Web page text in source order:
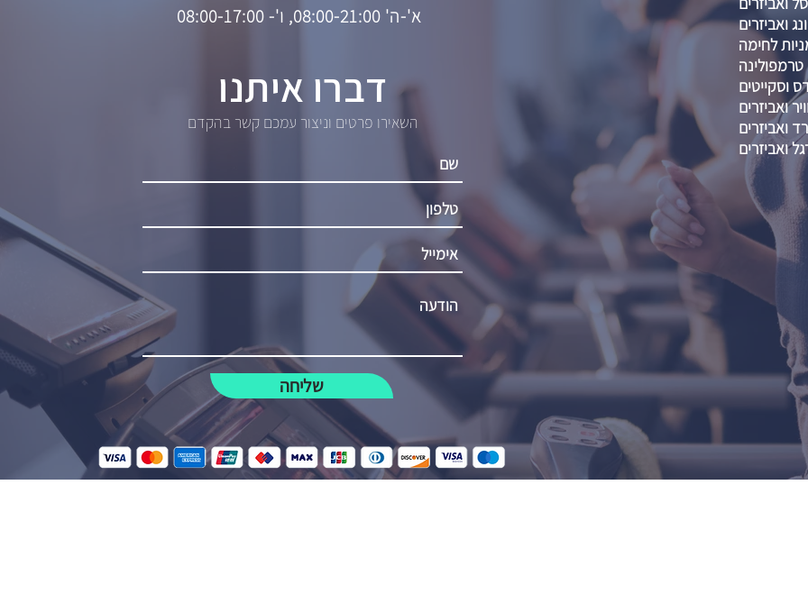
א'-ה' 08:00-21:00, ו'- 08:00-17:00
דברו איתנו
השאירו פרטים וניצור עמכם קשר בהקדם
שליחה
ואביזרים
לחימה
טרמפולינה
וסקייטים
ואביזרים
ואביזרים
ואביזרים